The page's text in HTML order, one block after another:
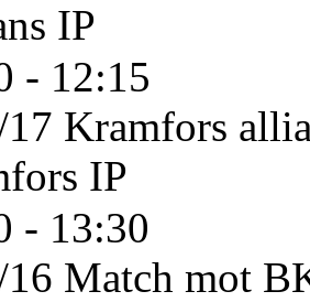
IP
- 12:15
Kramfors
IP
- 13:30
Match mot